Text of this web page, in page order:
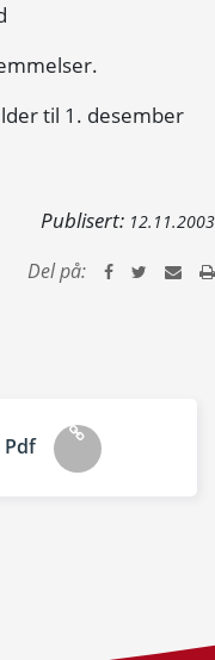
til 1. desember
Publisert: 12.11.2003
Del på:
Pdf